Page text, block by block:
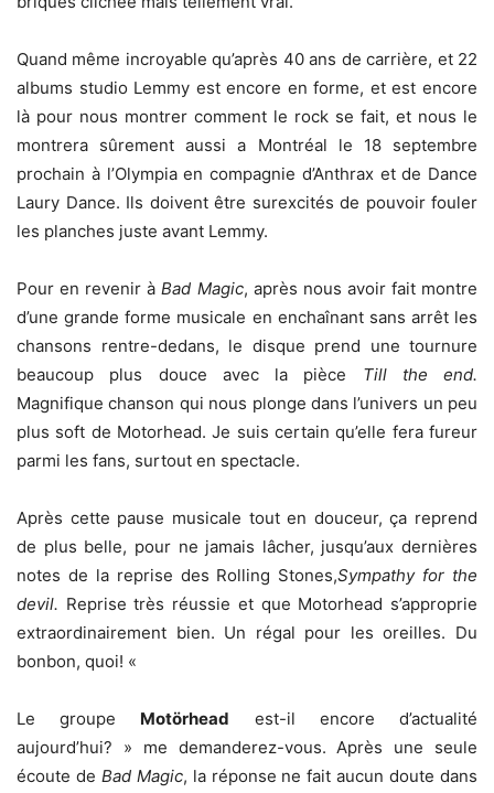
Quand même incroyable qu’après 40 ans de carrière, et 22
albums studio Lemmy est encore en forme, et est encore
là pour nous montrer comment le rock se fait, et nous le
montrera sûrement aussi a Montréal le 18 septembre
prochain à l’Olympia en compagnie d’Anthrax et de Dance
Laury Dance. Ils doivent être surexcités de pouvoir fouler
les planches juste avant Lemmy.
Pour en revenir àBad Magic, après nous avoir fait montre
d’une grande forme musicale en enchaînant sans arrêt les
chansons rentre-dedans, le disque prend une tournure
beaucoup plus douce avec la pièce Till the end.
Magnifique chanson qui nous plonge dans l’univers un peu
plus soft de Motorhead. Je suis certain qu’elle fera fureur
parmi les fans, surtout en spectacle.
Après cette pause musicale tout en douceur, ça reprend
de plus belle, pour ne jamais lâcher, jusqu’aux dernières
notes de la reprise des Rolling Stones,Sympathy for the
devil. Reprise très réussie et que Motorhead s’approprie
extraordinairement bien. Un régal pour les oreilles. Du
bonbon, quoi! «
Le groupe Motörhead est-il encore d’actualité
aujourd’hui? » me demanderez-vous. Après une seule
écoute de Bad Magic, la réponse ne fait aucun doute dans